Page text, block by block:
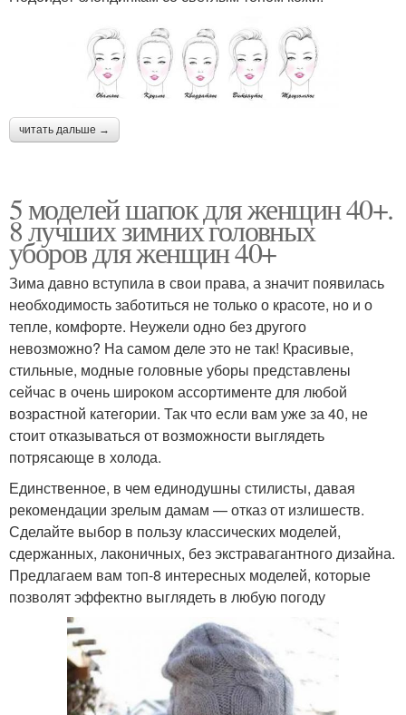
читать дальше →
5 моделей шапок для женщин 40+.
8 лучших зимних головных
уборов для женщин 40+
Зима давно вступила в свои права, а значит появилась
необходимость заботиться не только о красоте, но и о
тепле, комфорте. Неужели одно без другого
невозможно? На самом деле это не так! Красивые,
стильные, модные головные уборы представлены
сейчас в очень широком ассортименте для любой
возрастной категории. Так что если вам уже за 40, не
стоит отказываться от возможности выглядеть
потрясающе в холода.
Единственное, в чем единодушны стилисты, давая
рекомендации зрелым дамам — отказ от излишеств.
Сделайте выбор в пользу классических моделей,
сдержанных, лаконичных, без экстравагантного дизайна.
Предлагаем вам топ-8 интересных моделей, которые
позволят эффектно выглядеть в любую погоду